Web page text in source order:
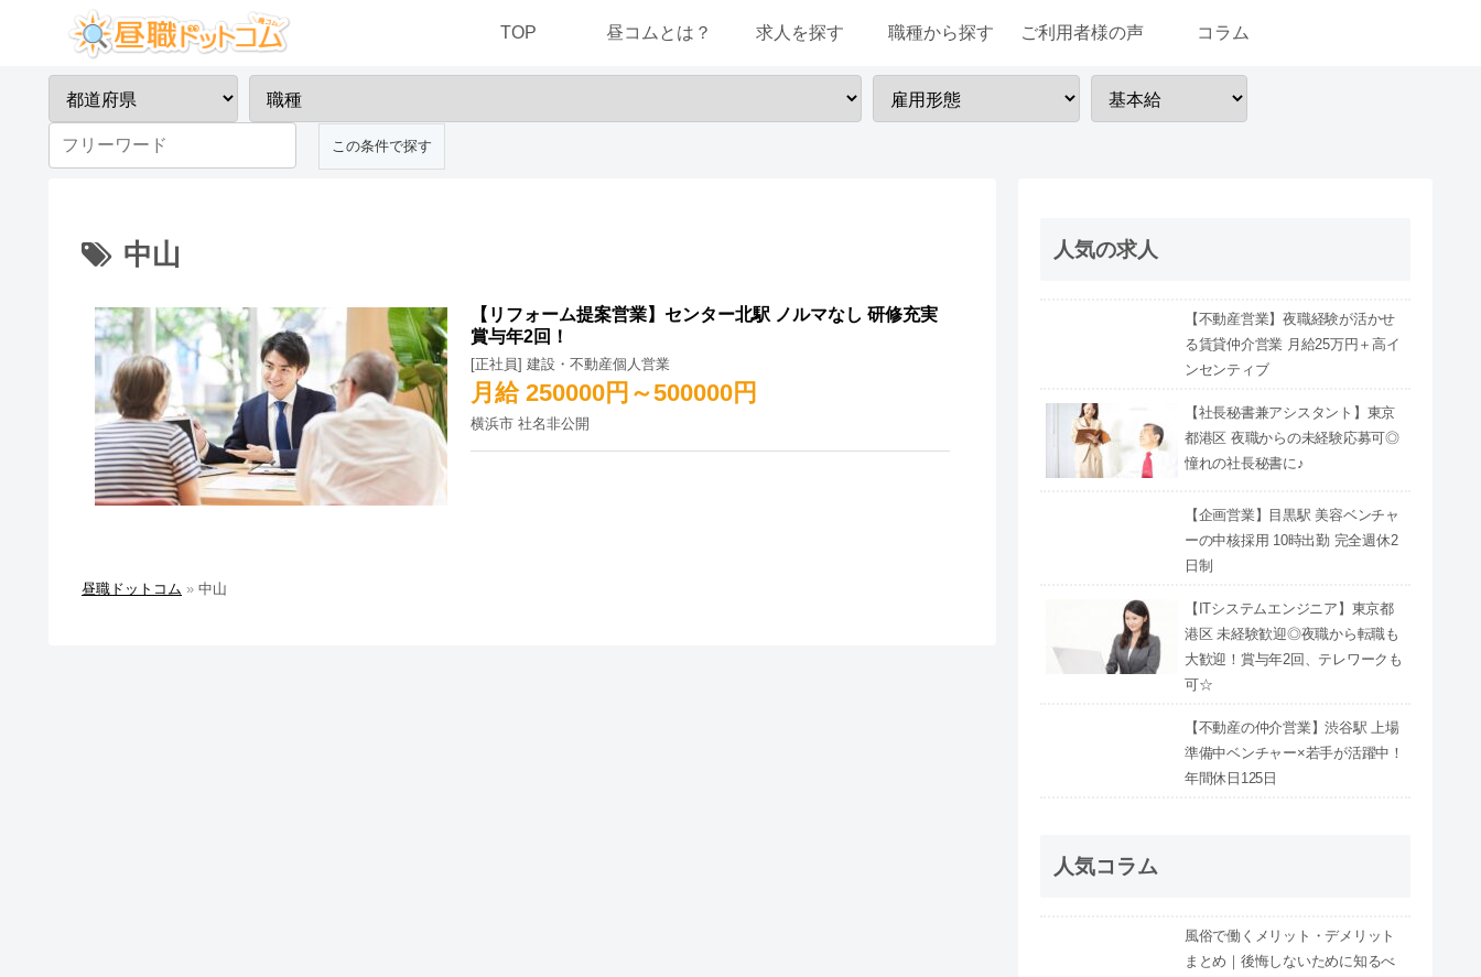
TOP 昼コムとは？ 求人を探す 職種から探す ご利用者様の声 コラム
中山
【リフォーム提案営業】センター北駅 ノルマなし 研修充実
賞与年2回！
[正社員] 建設・不動産個人営業
月給 250000円～500000円
横浜市 社名非公開
昼職ドットコム » 中山
人気の求人
【不動産営業】夜職経験が活かせ
る賃貸仲介営業 月給25万円＋高イ
ンセンティブ
【社長秘書兼アシスタント】東京
都港区 夜職からの未経験応募可◎
憧れの社長秘書に♪
【企画営業】目黒駅 美容ベンチャ
ーの中核採用 10時出勤 完全週休2
日制
【ITシステムエンジニア】東京都
港区 未経験歓迎◎夜職から転職も
大歓迎！賞与年2回、テレワークも
可☆
【不動産の仲介営業】渋谷駅 上場
準備中ベンチャー×若手が活躍中！
年間休日125日
人気コラム
風俗で働くメリット・デメリット
まとめ｜後悔しないために知るべ